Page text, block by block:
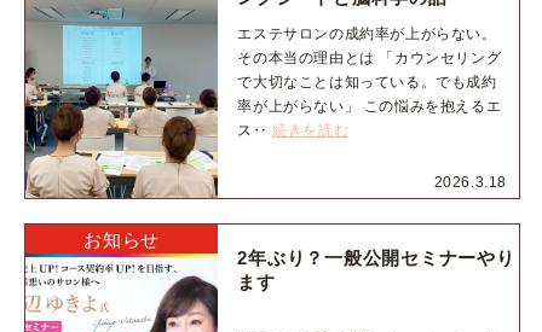
2026.3.18
エステサロンの成約率が上がらない。
その本当の理由とは 「カウンセリング
で大切なことは知っている。でも成約
率が上がらない」 この悩みを抱えるエ
ス‥続きを読む
お知らせ
2年ぶり？一般公開セミナーやり
ます